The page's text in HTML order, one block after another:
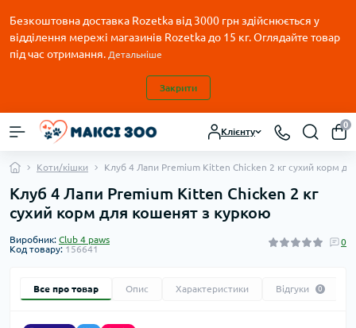
Безкоштовна доставка Rozetka від 3000 грн здійснюється у
відділення мережі магазинів Rozetka до 15 кг. Оглядайте товар
під час отримання. Детальніше
Закрити
Клієнту
0
Коти/кішки Клуб 4 Лапи Premium Kitten Chicken 2 кг сухий корм
Клуб 4 Лапи Premium Kitten Chicken 2 кг
сухий корм для кошенят з куркою
Виробник: Club 4 paws
Код товару: 156641
0
Все про товар Опис Характеристики Відгуки 0